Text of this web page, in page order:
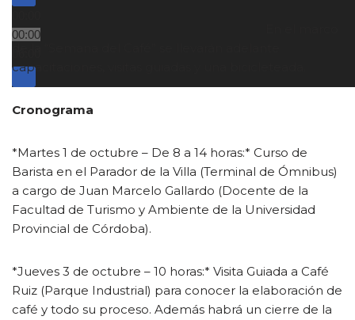
00:00
capacitaciones, visitas guiadas y una bicicleteada.
Cronograma
*Martes 1 de octubre – De 8 a 14 horas:* Curso de
Barista en el Parador de la Villa (Terminal de Ómnibus)
a cargo de Juan Marcelo Gallardo (Docente de la
Facultad de Turismo y Ambiente de la Universidad
Provincial de Córdoba).
*Jueves 3 de octubre – 10 horas:* Visita Guiada a Café
Ruiz (Parque Industrial) para conocer la elaboración de
café y todo su proceso. Además habrá un cierre de la